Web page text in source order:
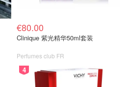
€80.00
Clinique 紫光精华50ml套装
Perfumes club FR
4